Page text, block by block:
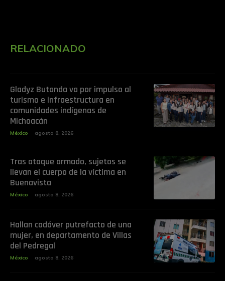
RELACIONADO
Gladyz Butanda va por impulso al
turismo e infraestructura en
comunidades indígenas de
Michoacán
México agosto 8, 2026
Tras ataque armado, sujetos se
llevan el cuerpo de la víctima en
Buenavista
México agosto 8, 2026
Hallan cadáver putrefacto de una
mujer, en departamento de Villas
del Pedregal
México agosto 8, 2026